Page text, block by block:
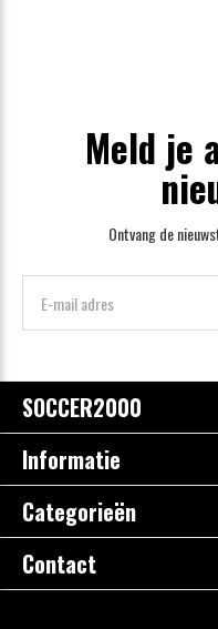
Meld je
Ontvang de
SOCCER2000
Informatie
Categorieën
Contact